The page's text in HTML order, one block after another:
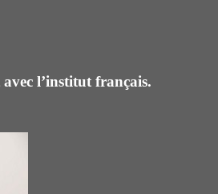
l’institut français.